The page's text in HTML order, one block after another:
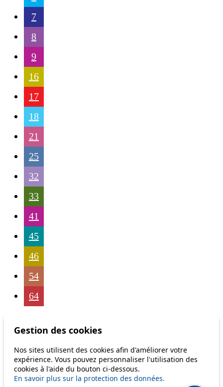
7
8
9
16
17
18
21
25
32
33
41
45
46
54
64
Status
Information
Ongoing disruption
Gestion des cookies
Nos sites utilisent des cookies afin d'améliorer votre
expérience. Vous pouvez personnaliser l'utilisation des
cookies à l'aide du bouton ci-dessous.
En savoir plus sur la protection des données.